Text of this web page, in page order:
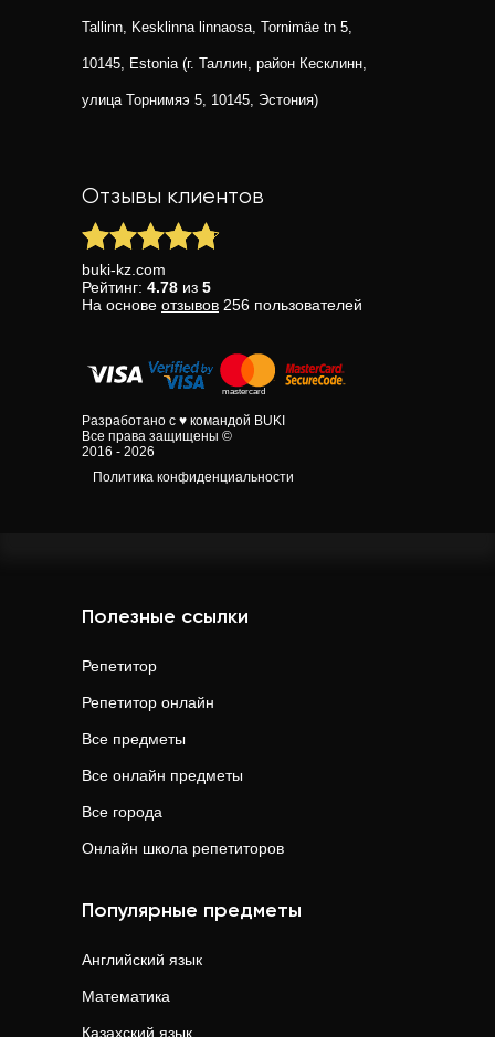
Tallinn, Kesklinna linnaosa, Tornimäe tn 5,
10145, Estonia (г. Таллин, район Кесклинн,
улица Торнимяэ 5, 10145, Эстония)
Отзывы клиентов
buki-kz.com
Рейтинг: 4.78 из 5
На основе отзывов 256 пользователей
Разработано с ♥ командой BUKI
Все права защищены ©
2016 - 2026
Политика конфиденциальности
Полезные ссылки
Репетитор
Репетитор онлайн
Все предметы
Все онлайн предметы
Все города
Онлайн школа репетиторов
Популярные предметы
Английский язык
Математика
Казахский язык